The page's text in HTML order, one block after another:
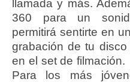
llamada y más.
360 para un
permitirá sentirte en
grabación de tu
en el set de filmación.
Para los más